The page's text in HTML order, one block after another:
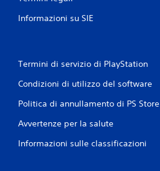
Informazioni su SIE
Termini di servizio di PlayStation
Condizioni di utilizzo del software
Politica di annullamento di PS Store
Avvertenze per la salute
Informazioni sulle classificazioni